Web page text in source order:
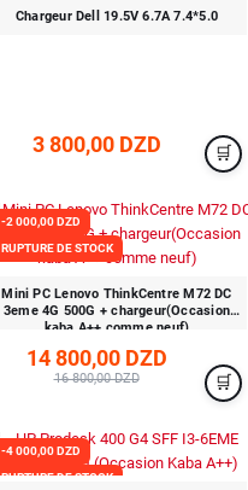
Chargeur Dell 19.5V 6.7A 7.4*5.0
3 800,00 DZD
-2 000,00 DZD
RUPTURE DE STOCK
Mini PC Lenovo ThinkCentre M72 DC
3eme 4G 500G + chargeur(Occasion
kaba A++ comme neuf)
14 800,00 DZD
16 800,00 DZD
-4 000,00 DZD
RUPTURE DE STOCK